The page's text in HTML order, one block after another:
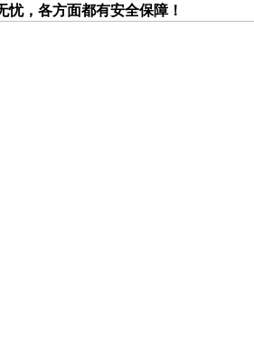
忧，各方面都有安全保障！